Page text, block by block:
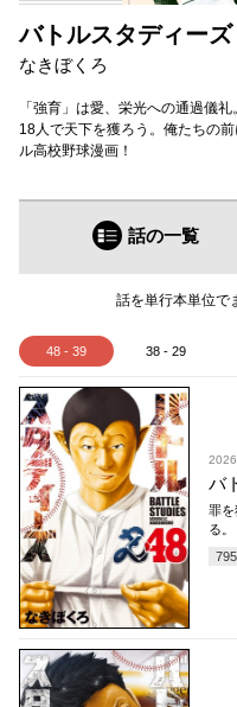
バトルスタディーズ
なきぼくろ
「強育」は愛、栄光への通過儀
18人で天下を獲ろう。俺たちの
ル高校野球漫画！
話の一覧
話を単行本単位で
48 - 39 38 - 29
バ
罪を
る
795